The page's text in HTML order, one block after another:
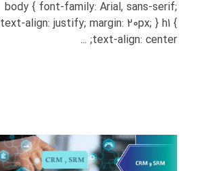
body { font-family: Arial, sans-serif;
text-align: justify; margin: 20px; } h1 {
text-align: center; ...